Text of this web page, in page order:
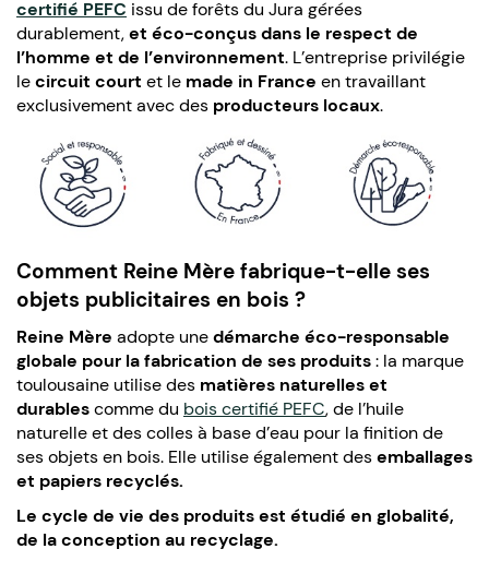
certifié PEFC issu de forêts du Jura gérées
durablement,et éco-conçus dans le respect de
l’homme et de l’environnement. L’entreprise privilégie
lecircuit court et le made in France en travaillant
exclusivement avec des producteurs locaux.
Comment Reine Mère fabrique-t-elle ses
objets publicitaires en bois ?
Reine Mère adopte unedémarche éco-responsable
globale pour la fabrication de ses produits: la marque
toulousaine utilise des matières naturelleset
durablescomme du bois certifié PEFC,de l’huile
naturelle et des colles à base d’eau pour la finition de
ses objets en bois. Elle utilise également desemballages
et papiers recyclés.
Le cycle de vie des produits est étudié en globalité,
de la conception au recyclage.